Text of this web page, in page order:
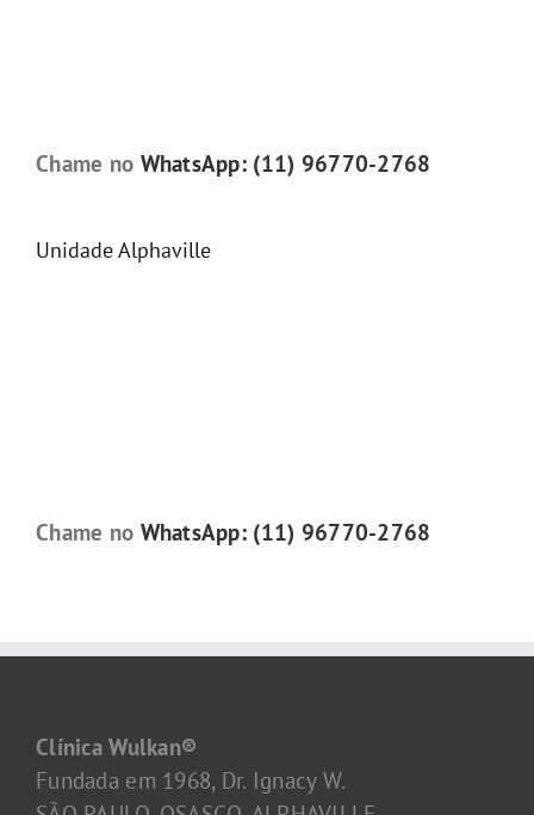
Chame no WhatsApp: (11) 96770-2768
Unidade Alphaville
Chame no WhatsApp: (11) 96770-2768
Clínica Wulkan®
Fundada em 1968, Dr. Ignacy W.